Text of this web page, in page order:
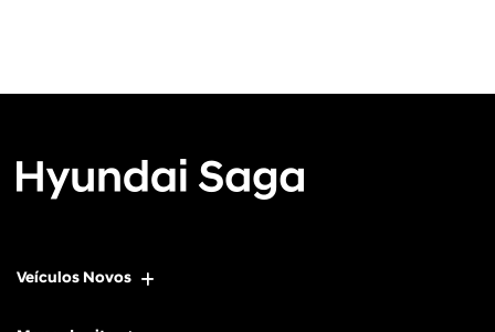
Veículos Novos